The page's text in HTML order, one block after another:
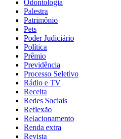
Odontologia
Palestra
Patrimônio
Pets
Poder Judiciário
Política
Prêmio
Previdência
Processo Seletivo
Rádio e TV
Receita
Redes Sociais
Reflexão
Relacionamento
Renda extra
Revista